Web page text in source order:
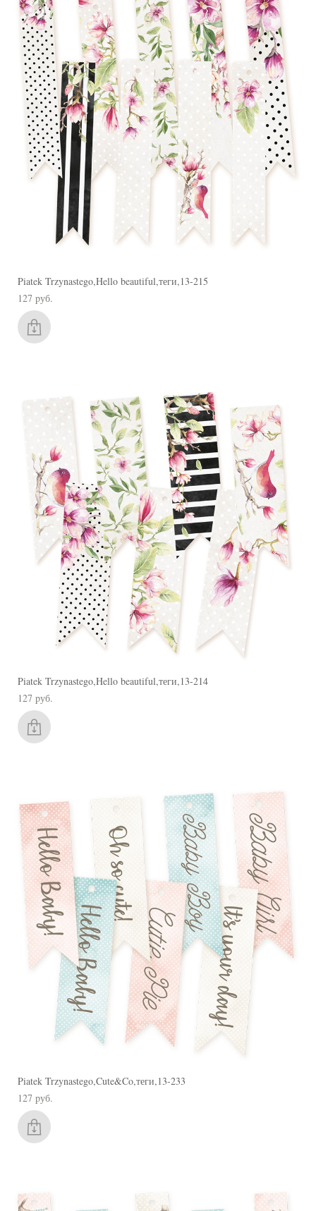
Piatek Trzynastego,Hello beautiful,теги,13-215
127 pуб.
Piatek Trzynastego,Hello beautiful,теги,13-214
127 pуб.
Piatek Trzynastego,Cute&Co,теги,13-233
127 pуб.